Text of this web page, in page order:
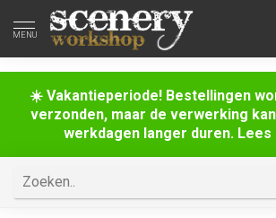
☀️ Vakantieperiode! Bestellingen
verzonden, maar de verwerking
werkdagen langer duren.
MENU